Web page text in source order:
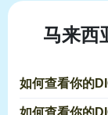
马来西
如何查看你的
如何查看你的